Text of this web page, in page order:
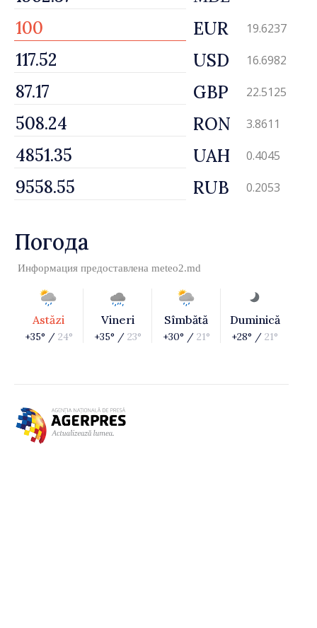
EUR 19.6237
USD 16.6982
GBP 22.5125
RON 3.8611
UAH 0.4045
RUB 0.2053
Погода
Информация предоставлена meteo2.md
Astăzi
+35° / 24°
Vineri
+35° / 23°
Sîmbătă
+30° / 21°
Duminică
+28° / 21°